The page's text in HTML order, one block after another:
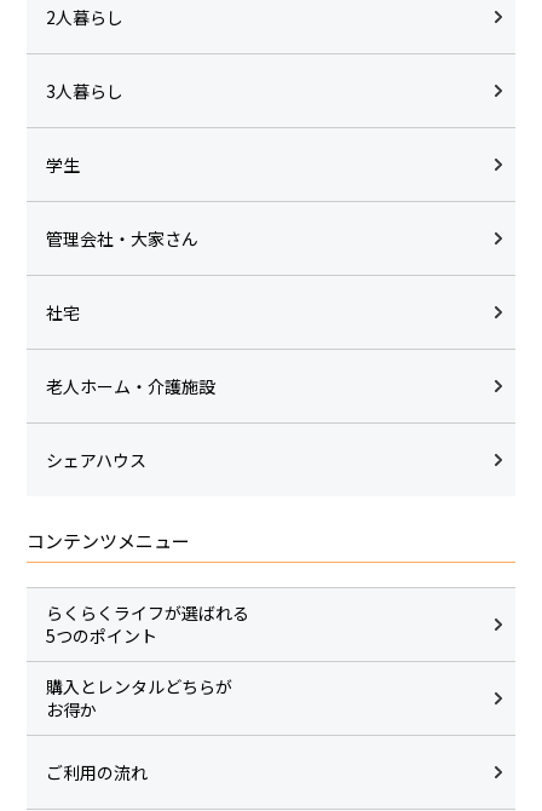
2人暮らし
3人暮らし
学生
管理会社・大家さん
社宅
老人ホーム・介護施設
シェアハウス
コンテンツメニュー
らくらくライフが選ばれる
5つのポイント
購入とレンタルどちらが
お得か
ご利用の流れ